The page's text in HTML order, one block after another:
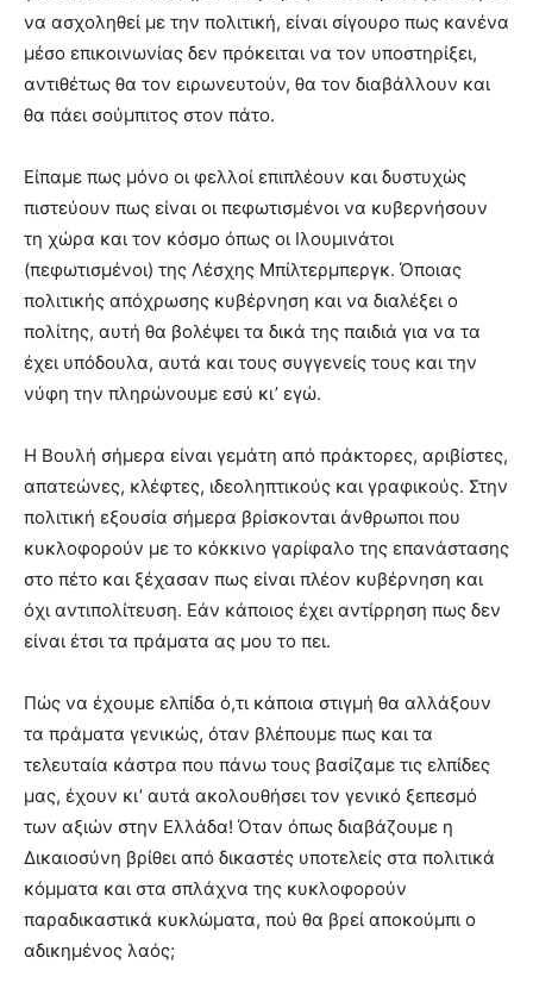
να ασχοληθεί με την πολιτική, είναι σίγουρο πως κανένα
μέσο επικοινωνίας δεν πρόκειται να τον υποστηρίξει,
αντιθέτως θα τον ειρωνευτούν, θα τον διαβάλλουν και
θα πάει σούμπιτος στον πάτο.
Είπαμε πως μόνο οι φελλοί επιπλέουν και δυστυχώς
πιστεύουν πως είναι οι πεφωτισμένοι να κυβερνήσουν
τη χώρα και τον κόσμο όπως οι Ιλουμινάτοι
(πεφωτισμένοι) της Λέσχης Μπίλτερμπεργκ. Όποιας
πολιτικής απόχρωσης κυβέρνηση και να διαλέξει ο
πολίτης, αυτή θα βολέψει τα δικά της παιδιά για να τα
έχει υπόδουλα, αυτά και τους συγγενείς τους και την
νύφη την πληρώνουμε εσύ κι’ εγώ.
Η Βουλή σήμερα είναι γεμάτη από πράκτορες, αριβίστες,
απατεώνες, κλέφτες, ιδεοληπτικούς και γραφικούς. Στην
πολιτική εξουσία σήμερα βρίσκονται άνθρωποι που
κυκλοφορούν με το κόκκινο γαρίφαλο της επανάστασης
στο πέτο και ξέχασαν πως είναι πλέον κυβέρνηση και
όχι αντιπολίτευση. Εάν κάποιος έχει αντίρρηση πως δεν
είναι έτσι τα πράματα ας μου το πει.
Πώς να έχουμε ελπίδα ό,τι κάποια στιγμή θα αλλάξουν
τα πράματα γενικώς, όταν βλέπουμε πως και τα
τελευταία κάστρα που πάνω τους βασίζαμε τις ελπίδες
μας, έχουν κι’ αυτά ακολουθήσει τον γενικό ξεπεσμό
των αξιών στην Ελλάδα! Όταν όπως διαβάζουμε η
Δικαιοσύνη βρίθει από δικαστές υποτελείς στα πολιτικά
κόμματα και στα σπλάχνα της κυκλοφορούν
παραδικαστικά κυκλώματα, πού θα βρεί αποκούμπι ο
αδικημένος λαός;